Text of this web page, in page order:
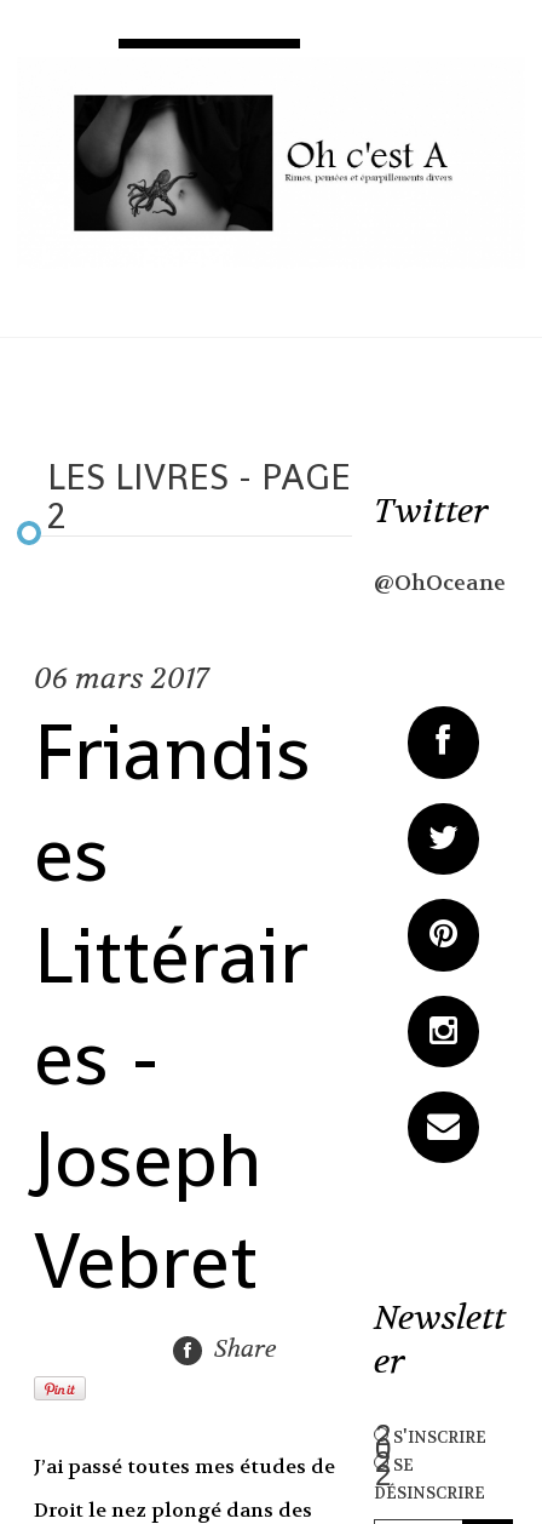
LES LIVRES - PAGE
2
06 mars 2017
Friandis
es
Littérair
es -
Joseph
Vebret
Share
J’ai passé toutes mes études de
Droit le nez plongé dans des
Twitter
@OhOceane
Newslett
er
s'inscrire
se
désinscrire